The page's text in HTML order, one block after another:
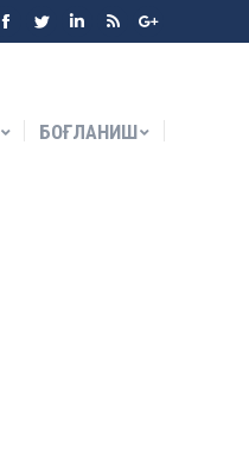
Facebook
TwitterLinkedinRss Google+
БОҒЛАНИШ